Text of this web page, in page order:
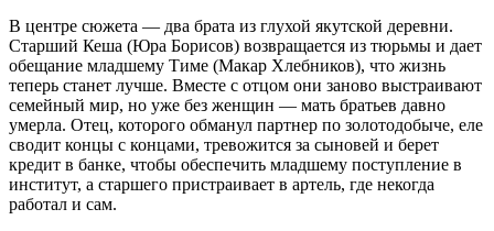
В центре сюжета — два брата из глухой якутской деревни.
Старший Кеша (Юра Борисов) возвращается из тюрьмы и дает
обещание младшему Тиме (Макар Хлебников), что жизнь
теперь станет лучше. Вместе с отцом они заново выстраивают
семейный мир, но уже без женщин — мать братьев давно
умерла. Отец, которого обманул партнер по золотодобыче, еле
сводит концы с концами, тревожится за сыновей и берет
кредит в банке, чтобы обеспечить младшему поступление в
институт, а старшего пристраивает в артель, где некогда
работал и сам.